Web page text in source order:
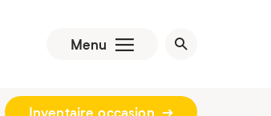
Menu
Inventaire occasion